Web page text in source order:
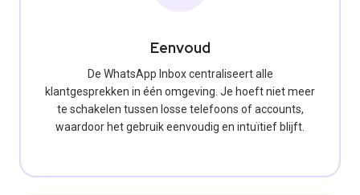
Eenvoud
De WhatsApp Inbox centraliseert alle
klantgesprekken in één omgeving. Je hoeft niet meer
te schakelen tussen losse telefoons of accounts,
waardoor het gebruik eenvoudig en intuïtief blijft.